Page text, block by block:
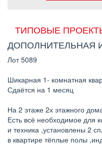
ТИПОВЫЕ
ДОПОЛНИТЕЛЬНАЯ
Лот 5089
Шикарная 1- комнатная
Сдаётся на 1 месяц
На 2 этаже 2х этажного
Есть всё необходимое для
и техника ,установлены 2
в квартире тёплые полы